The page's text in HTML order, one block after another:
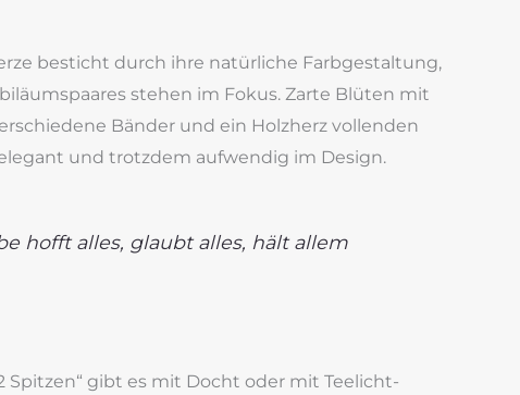
besticht durch ihre natürliche Farbgestaltung,
stehen im Fokus. Zarte Blüten mit
Bänder und ein Holzherz vollenden
und trotzdem aufwendig im Design.
hofft alles, glaubt alles, hält allem
Spitzen“ gibt es mit Docht oder mit Teelicht-